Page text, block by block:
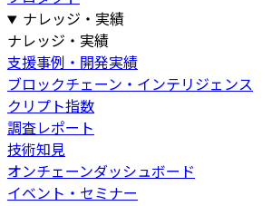
ナレッジ・実績
ナレッジ・実績
支援事例・開発実績
ブロックチェーン・インテリジェンス
クリプト指数
調査レポート
技術知見
オンチェーンダッシュボード
イベント・セミナー